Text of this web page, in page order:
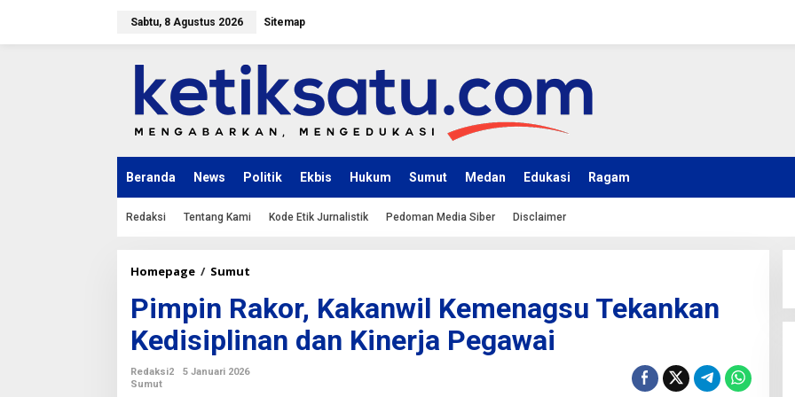
Sabtu, 8 Agustus 2026 Sitemap
Beranda News Politik Ekbis Hukum Sumut Medan Edukasi Ragam
Redaksi Tentang Kami Kode Etik Jurnalistik Pedoman Media Siber Disclaimer
Homepage / Sumut
m
p
i
n
Pimpin Rakor, Kakanwil Kemenagsu Tekankan
Kedisiplinan dan Kinerja Pegawai
Redaksi2
5 Januari 2026
Sumut